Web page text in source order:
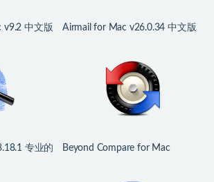
v9.2 中文版
Airmail for Mac v26.0.34 中文版
专业的
Beyond Compare for Mac